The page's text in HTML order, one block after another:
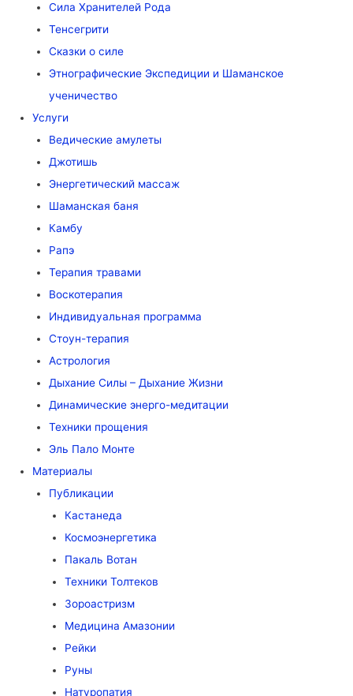
Сила Хранителей Рода
Тенсегрити
Сказки о силе
Этнографические Экспедиции и Шаманское
ученичество
Услуги
Ведические амулеты
Джотишь
Энергетический массаж
Шаманская баня
Камбу
Рапэ
Терапия травами
Воскотерапия
Индивидуальная программа
Стоун-терапия
Астрология
Дыхание Силы – Дыхание Жизни
Динамические энерго-медитации
Техники прощения
Эль Пало Монте
Материалы
Публикации
Кастанеда
Космоэнергетика
Пакаль Вотан
Техники Толтеков
Зороастризм
Медицина Амазонии
Рейки
Руны
Натуропатия